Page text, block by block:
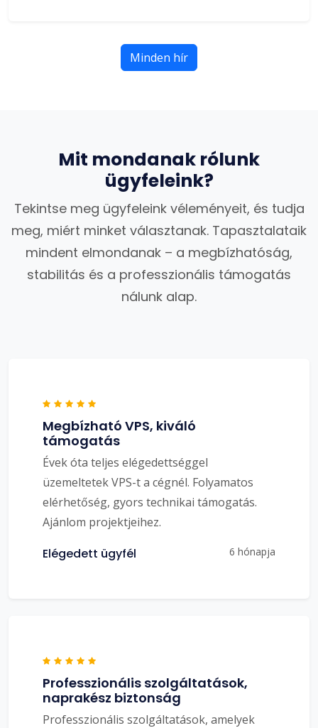
Minden hír
Mit mondanak rólunk
ügyfeleink?
Tekintse meg ügyfeleink véleményeit, és tudja
meg, miért minket választanak. Tapasztalataik
mindent elmondanak – a megbízhatóság,
stabilitás és a professzionális támogatás
nálunk alap.
Megbízható VPS, kiváló
támogatás
Évek óta teljes elégedettséggel
üzemeltetek VPS-t a cégnél. Folyamatos
elérhetőség, gyors technikai támogatás.
Ajánlom projektjeihez.
Elégedett ügyfél 6 hónapja
Professzionális szolgáltatások,
naprakész biztonság
Professzionális szolgáltatások, amelyek